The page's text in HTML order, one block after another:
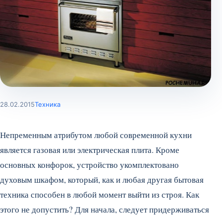
28.02.2015Техника
Непременным атрибутом любой современной кухни
является газовая или электрическая плита. Кроме
основных конфорок, устройство укомплектовано
духовым шкафом, который, как и любая другая бытовая
техника способен в любой момент выйти из строя. Как
этого не допустить? Для начала, следует придерживаться